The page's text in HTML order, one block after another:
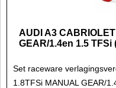
AUDI A3
GEAR/1.4en 1.5 TFSi
Set raceware
1.8TFSi MANUAL GEAR/